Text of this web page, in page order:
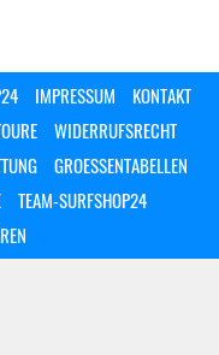
IMPRESSUM
KONTAKT
WIDERRUFSRECHT
GROESSENTABELLEN
TEAM-SURFSHOP24